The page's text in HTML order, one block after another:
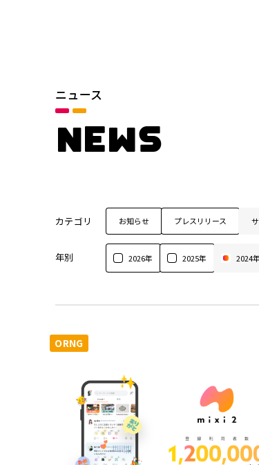
ニュース
NEWS
カテゴリ お知らせ プレスリリース
年別 2026年 2025年 2024年
ORNG